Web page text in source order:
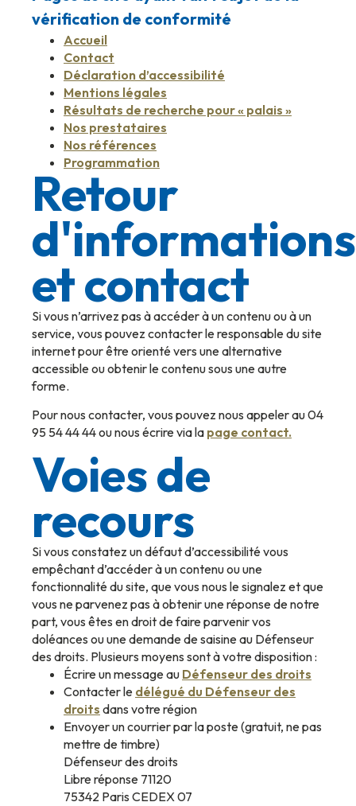
vérification de conformité
Accueil
Contact
Déclaration d’accessibilité
Mentions légales
Résultats de recherche pour « palais »
Nos prestataires
Nos références
Programmation
Retour
d'informations
et contact
Si vous n’arrivez pas à accéder à un contenu ou à un
service, vous pouvez contacter le responsable du site
internet pour être orienté vers une alternative
accessible ou obtenir le contenu sous une autre
forme.
Pour nous contacter, vous pouvez nous appeler au 04
95 54 44 44 ou nous écrire via la page contact.
Voies de
recours
Si vous constatez un défaut d’accessibilité vous
empêchant d’accéder à un contenu ou une
fonctionnalité du site, que vous nous le signalez et que
vous ne parvenez pas à obtenir une réponse de notre
part, vous êtes en droit de faire parvenir vos
doléances ou une demande de saisine au Défenseur
des droits. Plusieurs moyens sont à votre disposition :
Écrire un message au Défenseur des droits
Contacter le délégué du Défenseur des
droits dans votre région
Envoyer un courrier par la poste (gratuit, ne pas
mettre de timbre)
Défenseur des droits
Libre réponse 71120
75342 Paris CEDEX 07